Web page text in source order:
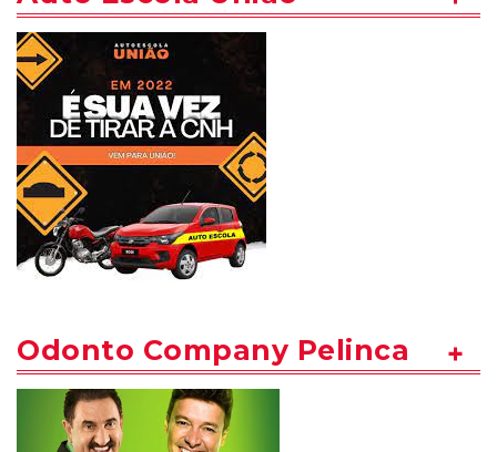
Odonto Company Pelinca